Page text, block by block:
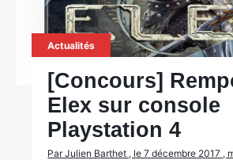
Actualités
[Concours]
Elex sur console
Playstation 4
Par Julien Barthet , le 7 décembre 2017 ,